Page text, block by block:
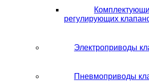
регулирующих
Электроприводы
Пневмоприводы